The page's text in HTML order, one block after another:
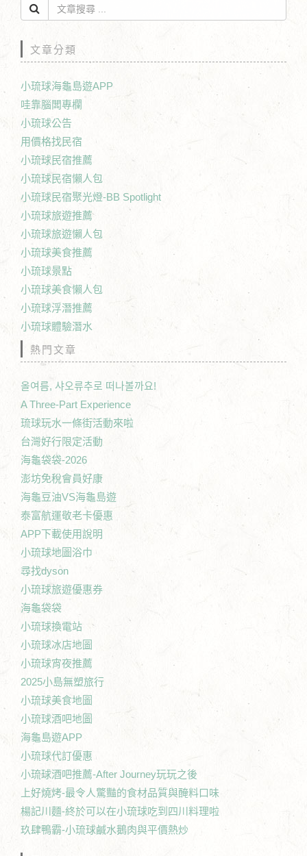
文章分類
小琉球海龜島遊APP
哇靠腦闆專欄
小琉球公告
用價格找民宿
小琉球民宿推薦
小琉球民宿懶人包
小琉球民宿聚光燈-BB Spotlight
小琉球旅遊推薦
小琉球旅遊懶人包
小琉球美食推薦
小琉球景點
小琉球美食懶人包
小琉球浮潛推薦
小琉球體驗潛水
熱門文章
올여름, 샤오류추로 떠나볼까요!
A Three-Part Experience
琉球玩水一條街活動來啦
台灣好行限定活動
海龜袋袋-2026
澎坊免稅會員好康
海龜豆油VS海龜島遊
泰富航運敬老卡優惠
APP下載使用說明
小琉球地圖浴巾
尋找dyson
小琉球旅遊優惠券
海龜袋袋
小琉球換電站
小琉球冰店地圖
小琉球宵夜推薦
2025小島無塑旅行
小琉球美食地圖
小琉球酒吧地圖
海龜島遊APP
小琉球代訂優惠
小琉球酒吧推薦-After Journey玩玩之後
上好燒烤-最令人驚豔的食材品質與醃料口味
楊記川麵-終於可以在小琉球吃到四川料理啦
玖肆鴨霸-小琉球鹹水鵝肉與平價熱炒